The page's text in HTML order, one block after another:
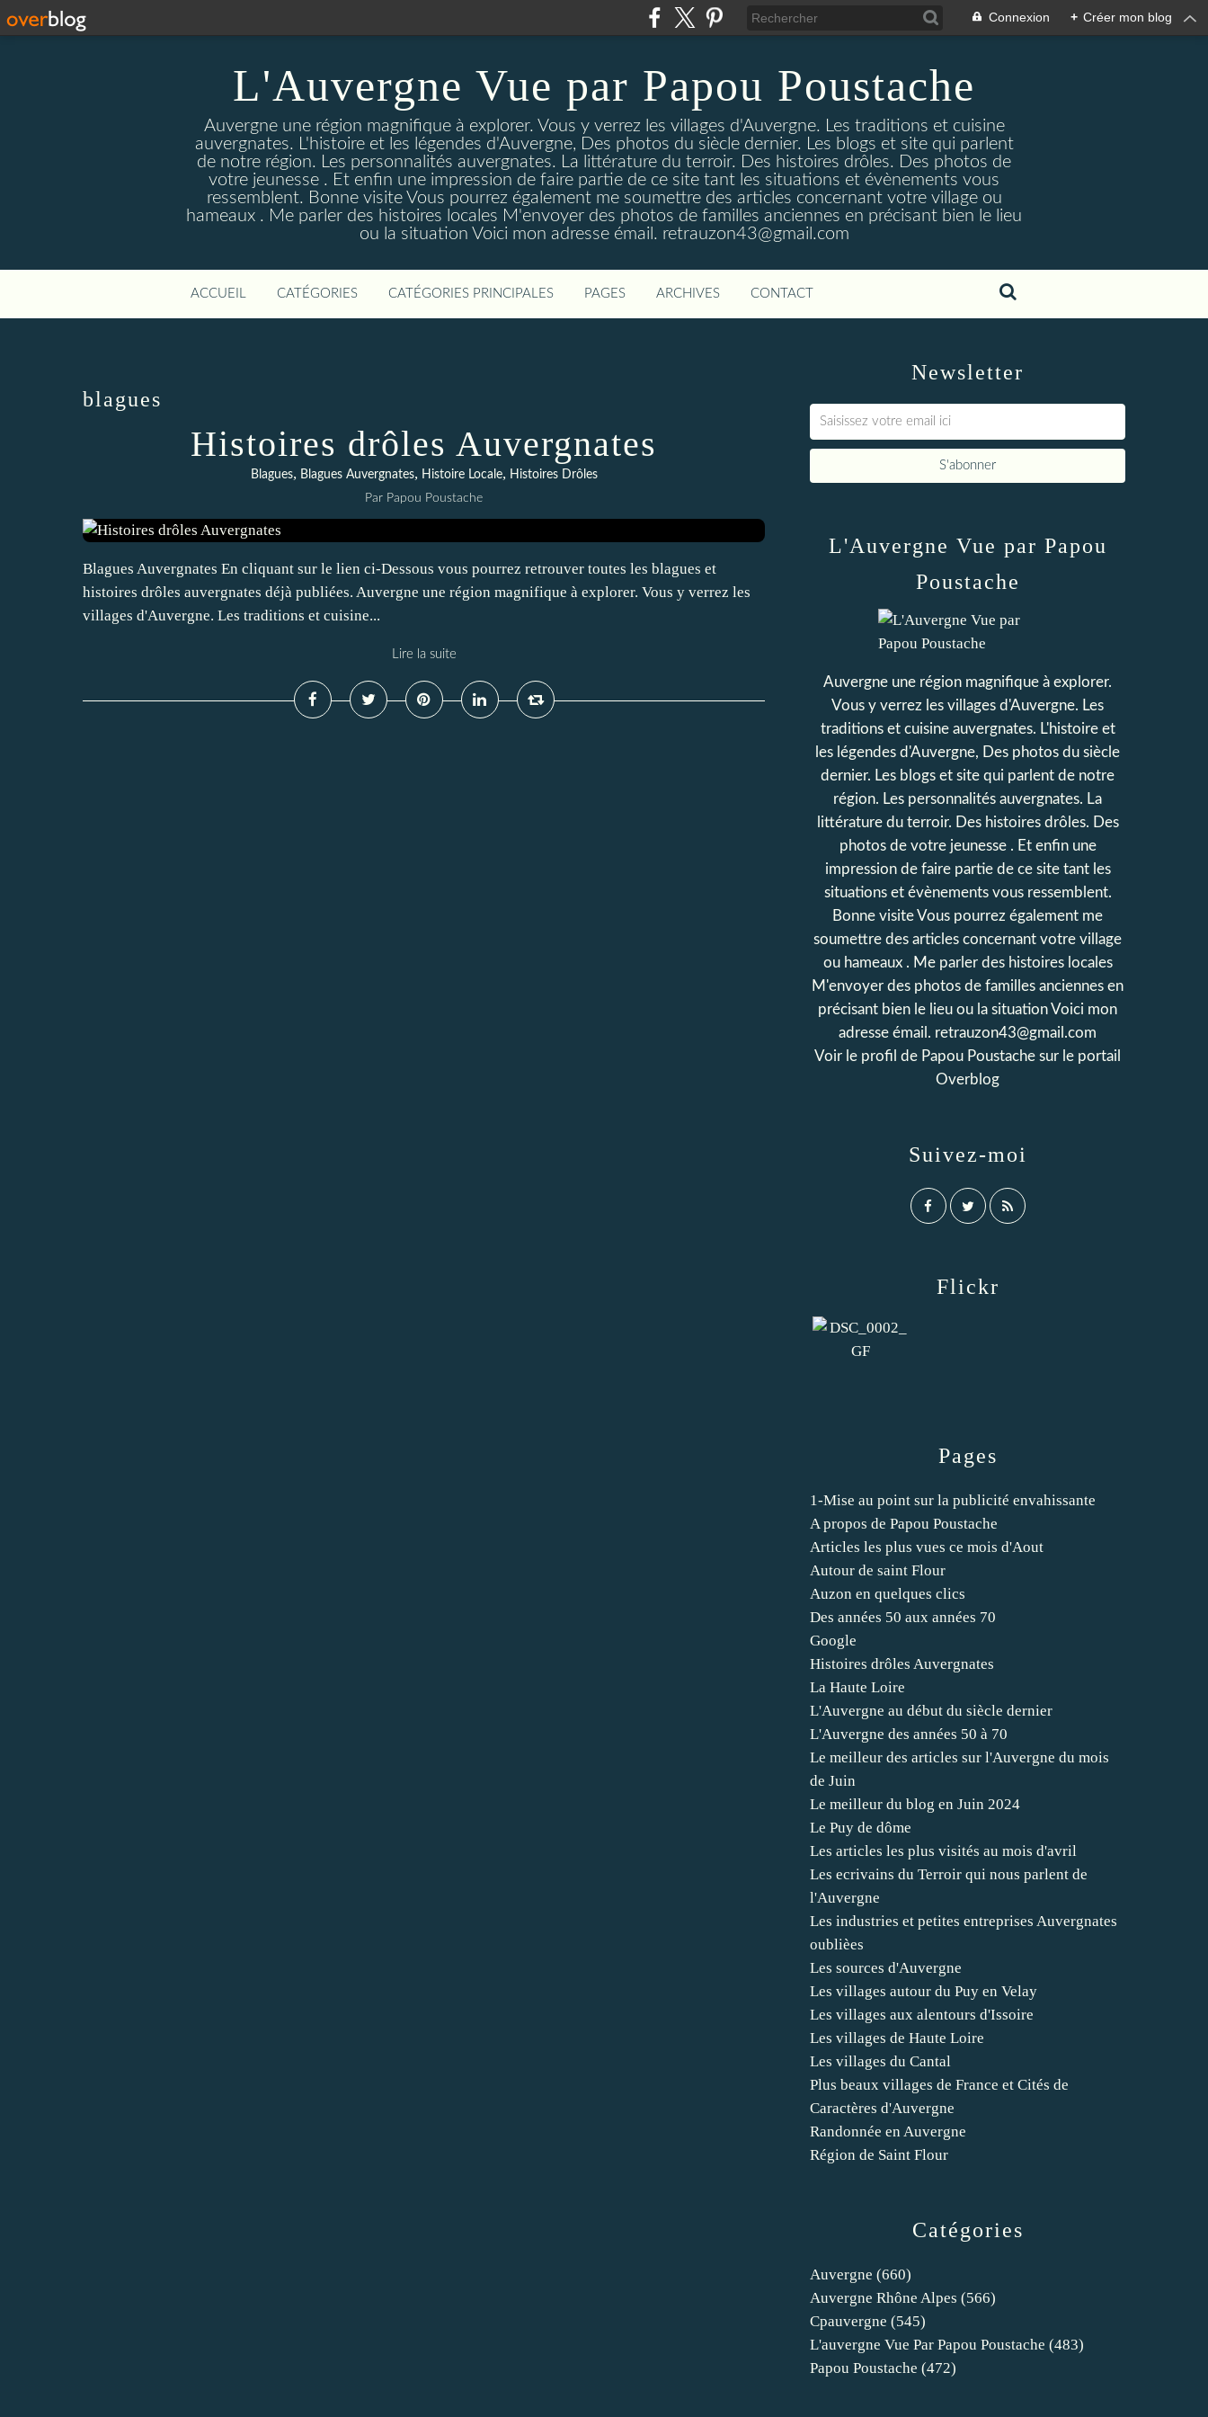
Connexion + Créer mon blog
L'Auvergne Vue par Papou Poustache
Auvergne une région magnifique à explorer. Vous y verrez les villages d'Auvergne. Les traditions et cuisine
auvergnates. L'histoire et les légendes d'Auvergne, Des photos du siècle dernier. Les blogs et site qui parlent
de notre région. Les personnalités auvergnates. La littérature du terroir. Des histoires drôles. Des photos de
votre jeunesse . Et enfin une impression de faire partie de ce site tant les situations et évènements vous
ressemblent. Bonne visite Vous pourrez également me soumettre des articles concernant votre village ou
hameaux . Me parler des histoires locales M'envoyer des photos de familles anciennes en précisant bien le lieu
ou la situation Voici mon adresse émail. retrauzon43@gmail.com
ACCUEIL CATÉGORIES CATÉGORIES PRINCIPALES PAGES ARCHIVES CONTACT
blagues
Histoires drôles Auvergnates
Blagues, Blagues Auvergnates, Histoire Locale, Histoires Drôles
Par Papou Poustache
Blagues Auvergnates En cliquant sur le lien ci-Dessous vous pourrez retrouver toutes les blagues et
histoires drôles auvergnates déjà publiées. Auvergne une région magnifique à explorer. Vous y verrez les
villages d'Auvergne. Les traditions et cuisine...
Lire la suite
Newsletter
Catégories
Auvergne (660)
Auvergne Rhône Alpes (566)
Cpauvergne (545)
L'auvergne Vue Par Papou Poustache (483)
Papou Poustache (472)
Pages
1-Mise au point sur la publicité envahissante
A propos de Papou Poustache
Articles les plus vues ce mois d'Aout
Autour de saint Flour
Auzon en quelques clics
Des années 50 aux années 70
Google
Histoires drôles Auvergnates
La Haute Loire
L'Auvergne au début du siècle dernier
L'Auvergne des années 50 à 70
Le meilleur des articles sur l'Auvergne du mois
de Juin
Le meilleur du blog en Juin 2024
Le Puy de dôme
Les articles les plus visités au mois d'avril
Les ecrivains du Terroir qui nous parlent de
l'Auvergne
Les industries et petites entreprises Auvergnates
oublièes
Les sources d'Auvergne
Les villages autour du Puy en Velay
Les villages aux alentours d'Issoire
Les villages de Haute Loire
Les villages du Cantal
Plus beaux villages de France et Cités de
Caractères d'Auvergne
Randonnée en Auvergne
Région de Saint Flour
L'Auvergne Vue par Papou
Poustache
Auvergne une région magnifique à explorer.
Vous y verrez les villages d'Auvergne. Les
traditions et cuisine auvergnates. L'histoire et
les légendes d'Auvergne, Des photos du siècle
dernier. Les blogs et site qui parlent de notre
région. Les personnalités auvergnates. La
littérature du terroir. Des histoires drôles. Des
photos de votre jeunesse . Et enfin une
impression de faire partie de ce site tant les
situations et évènements vous ressemblent.
Bonne visite Vous pourrez également me
soumettre des articles concernant votre village
ou hameaux . Me parler des histoires locales
M'envoyer des photos de familles anciennes en
précisant bien le lieu ou la situation Voici mon
adresse émail. retrauzon43@gmail.com
Voir le profil de Papou Poustache sur le portail
Overblog
Suivez-moi
Flickr